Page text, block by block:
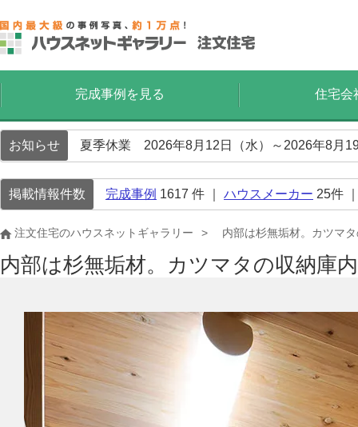
完成事例を見る 住宅会
お知らせ 夏季休業 2026年8月12日（水）～2026年8月
掲載情報件数 完成事例 1617 件 ｜ ハウスメーカー 25件
注文住宅のハウスネットギャラリー 内部は杉無垢材。カツマ
内部は杉無垢材。カツマタの収納庫